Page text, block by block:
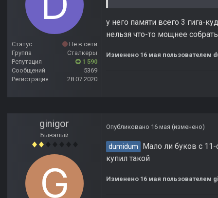
Статус
Не в сети
Группа
Сталкеры
Репутация
1 590
Сообщений
5369
Регистрация
28.07.2020
у него памяти всего 3 гига-
нельзя что-то мощнее
Изменено 16 мая пользователем
ginigor
Бывалый
Опубликовано 16 мая (изменено)
dumidum
Мало ли буков с
купил такой
Изменено 16 мая пользователем